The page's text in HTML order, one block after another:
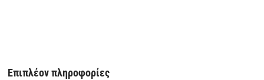
Επιπλέον πληροφορίες